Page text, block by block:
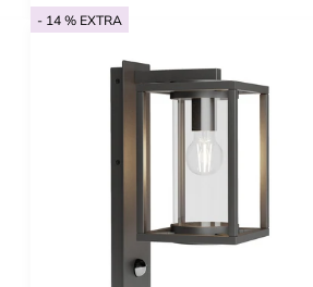
- 14 % EXTRA